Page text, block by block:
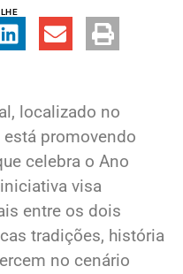
localizado no
promovendo
celebra o Ano
visa
entre os dois
tradições, história
no cenário